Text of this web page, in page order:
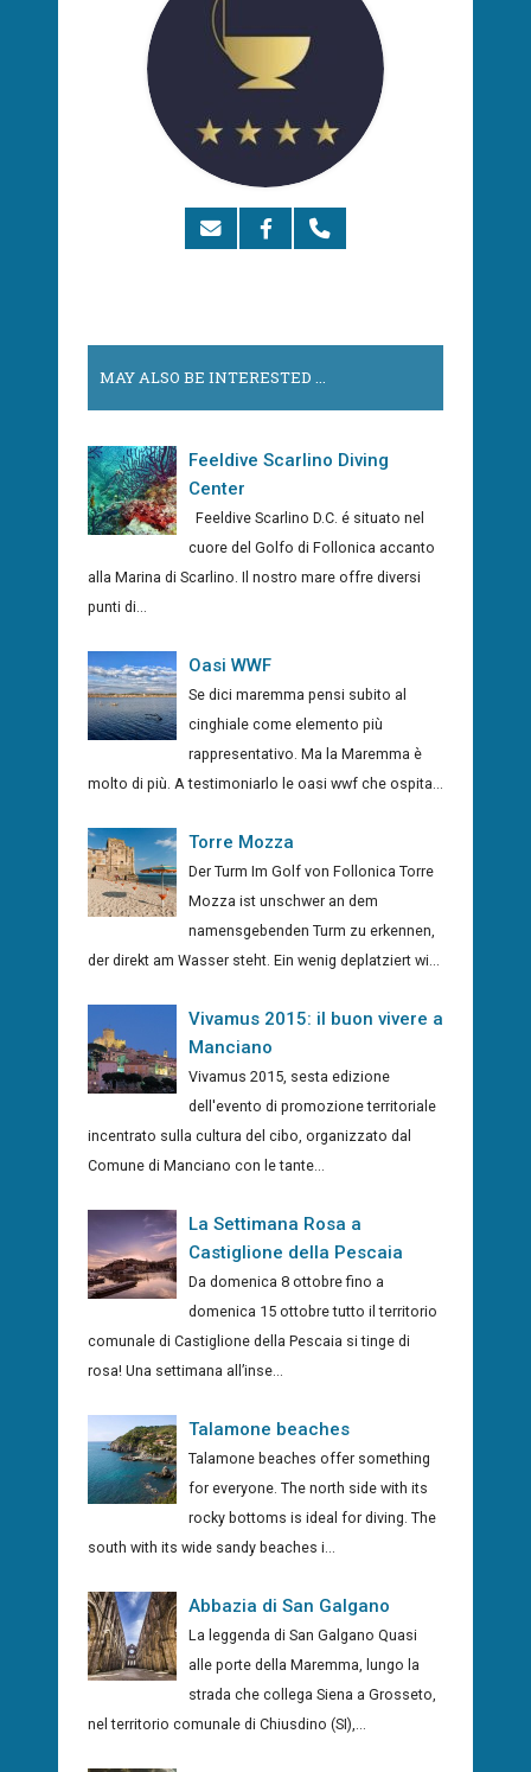
MAY ALSO BE INTERESTED ...
Feeldive Scarlino Diving
Center
Feeldive Scarlino D.C. é situato nel
cuore del Golfo di Follonica accanto
alla Marina di Scarlino. Il nostro mare offre diversi
punti di...
Oasi WWF
Se dici maremma pensi subito al
cinghiale come elemento più
rappresentativo. Ma la Maremma è
molto di più. A testimoniarlo le oasi wwf che ospita...
Torre Mozza
Der Turm Im Golf von Follonica Torre
Mozza ist unschwer an dem
namensgebenden Turm zu erkennen,
der direkt am Wasser steht. Ein wenig deplatziert wi...
Vivamus 2015: il buon vivere a
Manciano
Vivamus 2015, sesta edizione
dell'evento di promozione territoriale
incentrato sulla cultura del cibo, organizzato dal
Comune di Manciano con le tante...
La Settimana Rosa a
Castiglione della Pescaia
Da domenica 8 ottobre fino a
domenica 15 ottobre tutto il territorio
comunale di Castiglione della Pescaia si tinge di
rosa! Una settimana all’inse...
Talamone beaches
Talamone beaches offer something
for everyone. The north side with its
rocky bottoms is ideal for diving. The
south with its wide sandy beaches i...
Abbazia di San Galgano
La leggenda di San Galgano Quasi
alle porte della Maremma, lungo la
strada che collega Siena a Grosseto,
nel territorio comunale di Chiusdino (SI),...